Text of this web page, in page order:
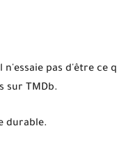
pas d'être ce
sur TMDb.
durable.